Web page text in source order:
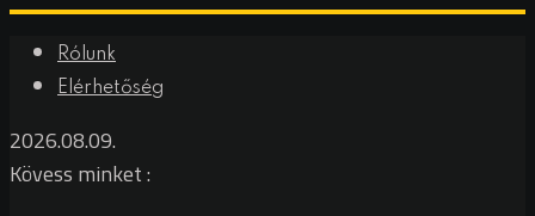
Skip
Rólunk
Elérhetőség
2026.08.09.
Kövess minket :